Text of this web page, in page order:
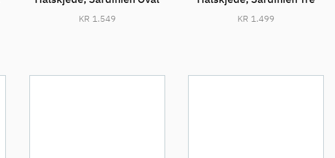
KR 1.549 KR 1.499